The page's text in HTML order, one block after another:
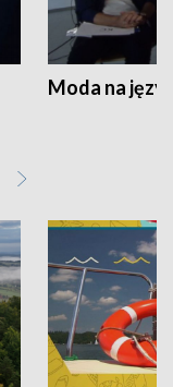
Moda na